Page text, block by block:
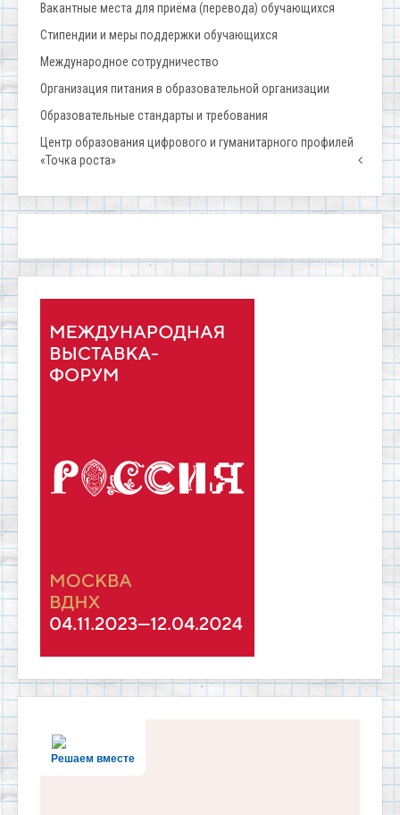
Вакантные места для приёма (перевода) обучающихся
Стипендии и меры поддержки обучающихся
Международное сотрудничество
Организация питания в образовательной организации
Образовательные стандарты и требования
Центр образования цифрового и гуманитарного профилей
«Точка роста»
Решаем вместе